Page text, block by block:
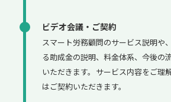
ビデオ会議・ご契約
スマート労務顧問のサービス説明や
る助成金の説明、料金体系、今後の
いただきます。サービス内容をご理
はご契約いただきます。